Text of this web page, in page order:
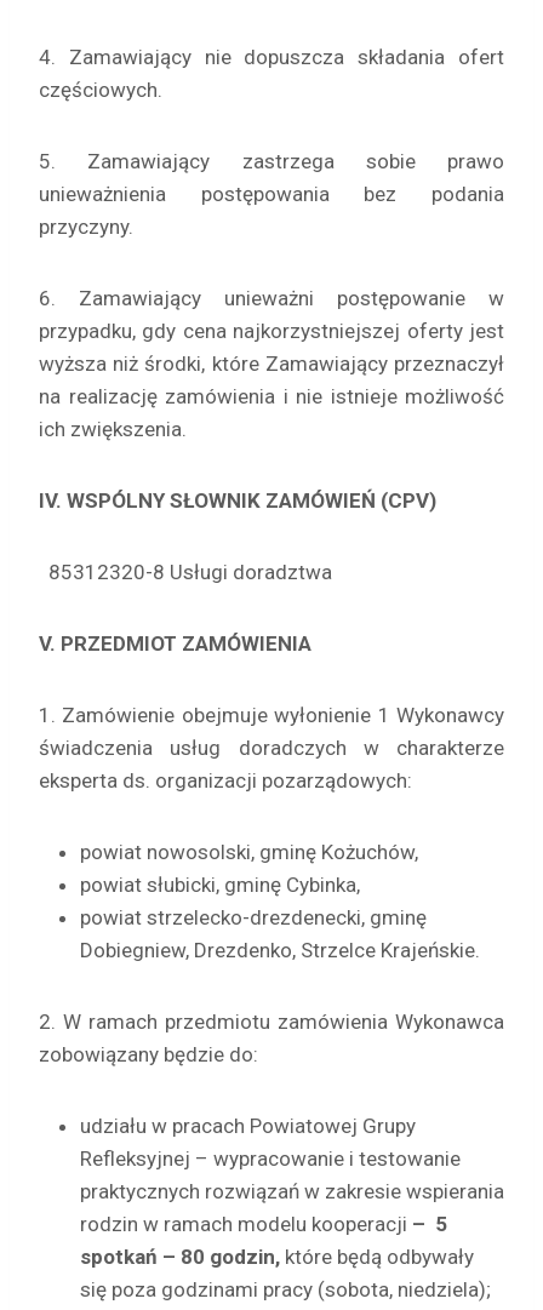
4. Zamawiający nie dopuszcza składania ofert
częściowych.
5. Zamawiający zastrzega sobie prawo
unieważnienia postępowania bez podania
przyczyny.
6. Zamawiający unieważni postępowanie w
przypadku, gdy cena najkorzystniejszej oferty jest
wyższa niż środki, które Zamawiający przeznaczył
na realizację zamówienia i nie istnieje możliwość
ich zwiększenia.
IV. WSPÓLNY SŁOWNIK ZAMÓWIEŃ (CPV)
85312320-8 Usługi doradztwa
V. PRZEDMIOT ZAMÓWIENIA
1. Zamówienie obejmuje wyłonienie 1 Wykonawcy
świadczenia usług doradczych w charakterze
eksperta ds. organizacji pozarządowych:
powiat nowosolski, gminę Kożuchów,
powiat słubicki, gminę Cybinka,
powiat strzelecko-drezdenecki, gminę
Dobiegniew, Drezdenko, Strzelce Krajeńskie.
2. W ramach przedmiotu zamówienia Wykonawca
zobowiązany będzie do:
udziału w pracach Powiatowej Grupy
Refleksyjnej – wypracowanie i testowanie
praktycznych rozwiązań w zakresie wspierania
rodzin w ramach modelu kooperacji – 5
spotkań – 80 godzin, które będą odbywały
się poza godzinami pracy (sobota, niedziela);